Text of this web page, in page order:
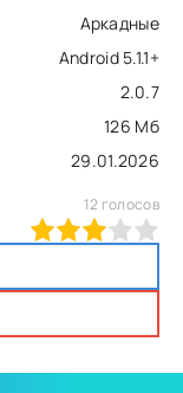
Аркадные
Android 5.1.1+
2.0.7
126 Мб
29.01.2026
12 голосов